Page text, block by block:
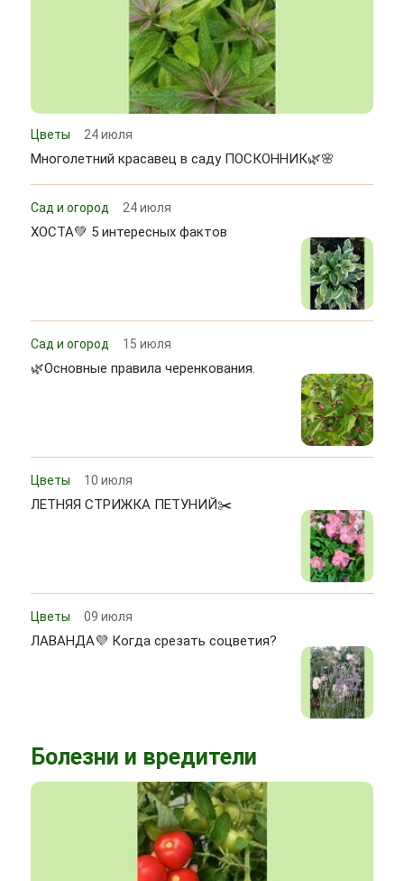
Цветы 24 июля
Многолетний красавец в саду ПОСКОННИК🌿🌸
Сад и огород 24 июля
ХОСТА💚 5 интересных фактов
Сад и огород 15 июля
🌿Основные правила черенкования.
Цветы 10 июля
ЛЕТНЯЯ СТРИЖКА ПЕТУНИЙ✂️
Цветы 09 июля
ЛАВАНДА💜 Когда срезать соцветия?
Болезни и вредители